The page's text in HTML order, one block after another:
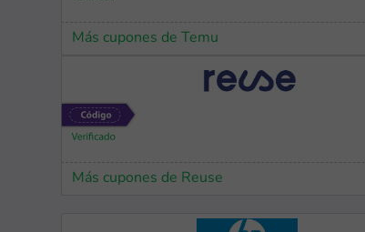
Más cupones de Temu
Más cupones de Reuse